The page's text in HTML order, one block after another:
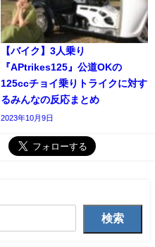
【バイク】3人乗り
『APtrikes125』公道OKの
125ccチョイ乗りトライクに対す
るみんなの反応まとめ
2023年10月9日
検索